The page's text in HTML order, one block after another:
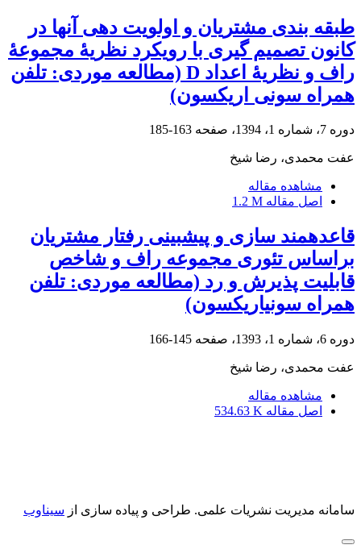
طبقه‏ بندی مشتریان و اولویت‏ دهی آن‏ها در
کانون تصمیم‏ گیری با رویکرد نظریۀ مجموعۀ
راف و نظریۀ اعداد D (مطالعه موردی: تلفن
همراه سونی اریکسون)
دوره 7، شماره 1، 1394، صفحه 163-185
عفت محمدی، رضا شیخ
مشاهده مقاله
اصل مقاله 1.2 M
قاعده‏مند سازی و پیش‏بینی رفتار مشتریان
براساس تئوری مجموعه راف و شاخص
قابلیت پذیرش و رد (مطالعه موردی: تلفن
همراه سونی‏اریکسون)
دوره 6، شماره 1، 1393، صفحه 145-166
عفت محمدی، رضا شیخ
مشاهده مقاله
اصل مقاله 534.63 K
سامانه مدیریت نشریات علمی. طراحی و پیاده سازی از سیناوب